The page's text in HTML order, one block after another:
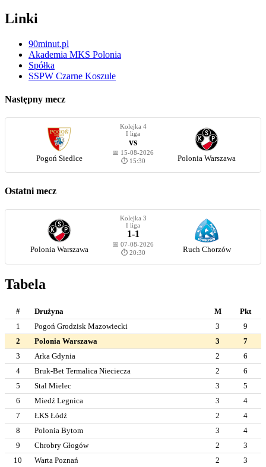
Linki
90minut.pl
Akademia MKS Polonia
Spółka
SSPW Czarne Koszule
Następny mecz
Pogoń Siedlce
Kolejka 4
I liga
vs
📅 15-08-2026
⏱️ 15:30
Polonia Warszawa
Ostatni mecz
Polonia Warszawa
Kolejka 3
I liga
1-1
📅 07-08-2026
⏱️ 20:30
Ruch Chorzów
Tabela
# Drużyna M
Pkt
1
Pogoń Grodzisk Mazowiecki 3
9
2
Polonia Warszawa 3
7
3
Arka Gdynia 2
6
4
Bruk-Bet Termalica Nieciecza 2
6
5
Stal Mielec 3
5
6
Miedź Legnica 3
4
7
ŁKS Łódź 2
4
8
Polonia Bytom 3
4
9
Chrobry Głogów 2
3
10
Warta Poznań 2
3